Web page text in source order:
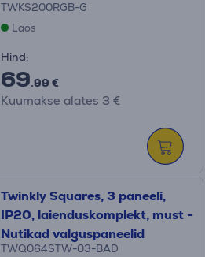
TWKS200RGB-G
Laos
Hind:
69.99 €
Kuumakse alates 3 €
Twinkly Squares, 3 paneeli,
IP20, laienduskomplekt, must -
Nutikad valguspaneelid
TWQ064STW-03-BAD